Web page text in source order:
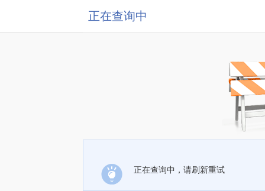
正在查询中
正在查询中，请刷新重试